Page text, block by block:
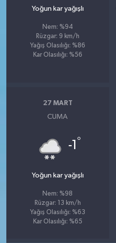
Yoğun kar yağışlı
Nem: %94
Rüzgar: 9 km/h
Yağış Olasılığı: %86
Kar Olasılığı: %56
27 MART
CUMA
-1 °
Yoğun kar yağışlı
Nem: %98
Rüzgar: 13 km/h
Yağış Olasılığı: %63
Kar Olasılığı: %65